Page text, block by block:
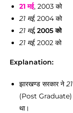
21 मई, 2003 को
21 मई, 2004 को
21 मई, 2005 को
21 मई, 2002 को
Explanation:
झारखण्ड सरकार ने
(Post Graduate)
था।